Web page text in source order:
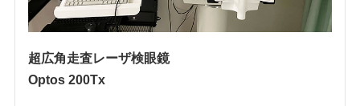
超広角走査レーザ検眼鏡
Optos 200Tx